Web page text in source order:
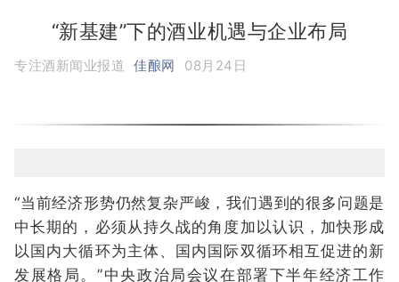
“新基建”下的酒业机遇与企业布局
专注酒新闻业报道 佳酿网 08月24日
“当前经济形势仍然复杂严峻，我们遇到的很多问题是
中长期的，必须从持久战的角度加以认识，加快形成
以国内大循环为主体、国内国际双循环相互促进的新
发展格局。”中央政治局会议在部署下半年经济工作